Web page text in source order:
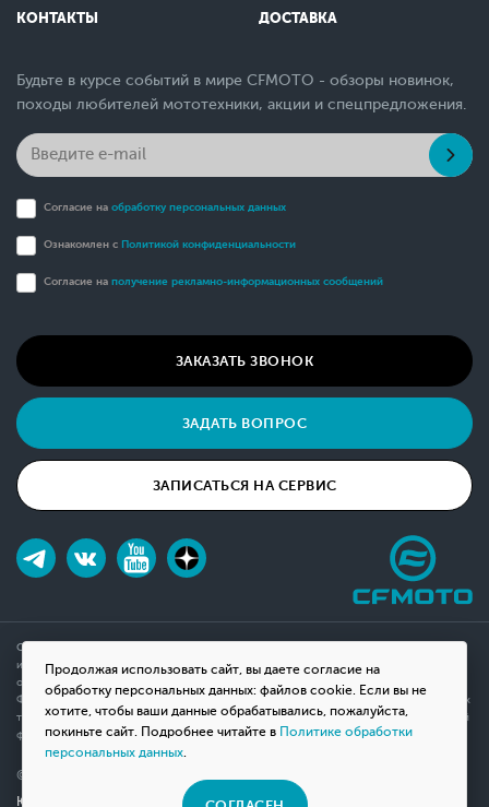
Продолжая использовать сайт, вы даете согласие на
обработку персональных данных: файлов cookie. Если вы не
хотите, чтобы ваши данные обрабатывались, пожалуйста,
покиньте сайт. Подробнее читайте в Политике обработки
персональных данных.
КОНТАКТЫ ДОСТАВКА
Будьте в курсе событий в мире CFMOTO - обзоры новинок,
походы любителей мототехники, акции и спецпредложения.
Согласие на обработку персональных данных
Ознакомлен с Политикой конфиденциальности
Согласие на получение рекламно-информационных сообщений
ЗАКАЗАТЬ ЗВОНОК
ЗАДАТЬ ВОПРОС
ЗАПИСАТЬСЯ НА СЕРВИС
Обращаем ваше внимание на то, что данный интернет-сайт носит исключительно
информационный характер и ни при каких условиях не является публичной офертой,
определяемой положениями Статьи 437(2) Гражданского кодекса Российской
Федерации. Для получения подробной информации о наличии и стоимости указанных
товаров, пожалуйста, обращайтесь к менеджерам компании с помощью специальной
формы связи на сайте или по телефону.
© 2026 Мотосалон «ВНЕ ДОРОГ»
Юридическая информация